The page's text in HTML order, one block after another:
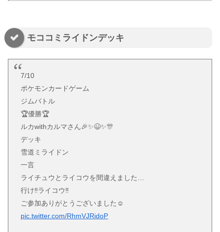
モココミライドンデッキ
7/10
ポケモンカードゲーム
ジムバトル
🏆️優勝🏆️
ルカwithカルマさん🎉✨😆✨🎊
デッキ
雪道ミライドン
一言
ライチュウとライコウを間違えました…
行け‼️ライコウ‼️
ご参加ありがとうございました☺️
pic.twitter.com/RhmVJRidoP